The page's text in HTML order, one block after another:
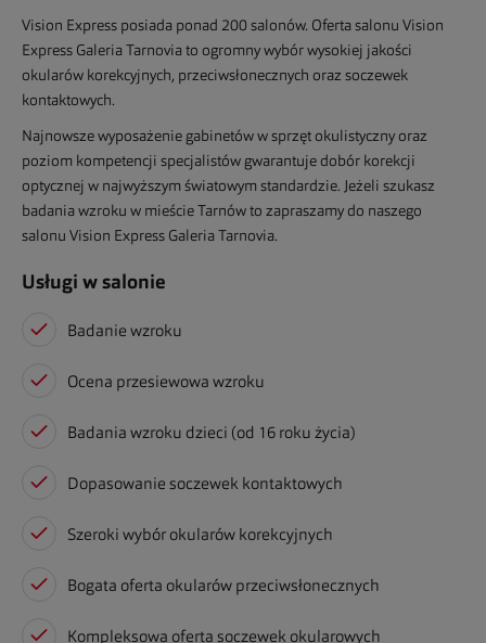
Vision Express posiada ponad 200 salonów. Oferta salonu Vision
Express Galeria Tarnovia to ogromny wybór wysokiej jakości
okularów korekcyjnych, przeciwsłonecznych oraz soczewek
kontaktowych.
Najnowsze wyposażenie gabinetów w sprzęt okulistyczny oraz
poziom kompetencji specjalistów gwarantuje dobór korekcji
optycznej w najwyższym światowym standardzie. Jeżeli szukasz
badania wzroku w mieście Tarnów to zapraszamy do naszego
salonu Vision Express Galeria Tarnovia.
Usługi w salonie
Badanie wzroku
Ocena przesiewowa wzroku
Badania wzroku dzieci (od 16 roku życia)
Dopasowanie soczewek kontaktowych
Szeroki wybór okularów korekcyjnych
Bogata oferta okularów przeciwsłonecznych
Kompleksowa oferta soczewek okularowych